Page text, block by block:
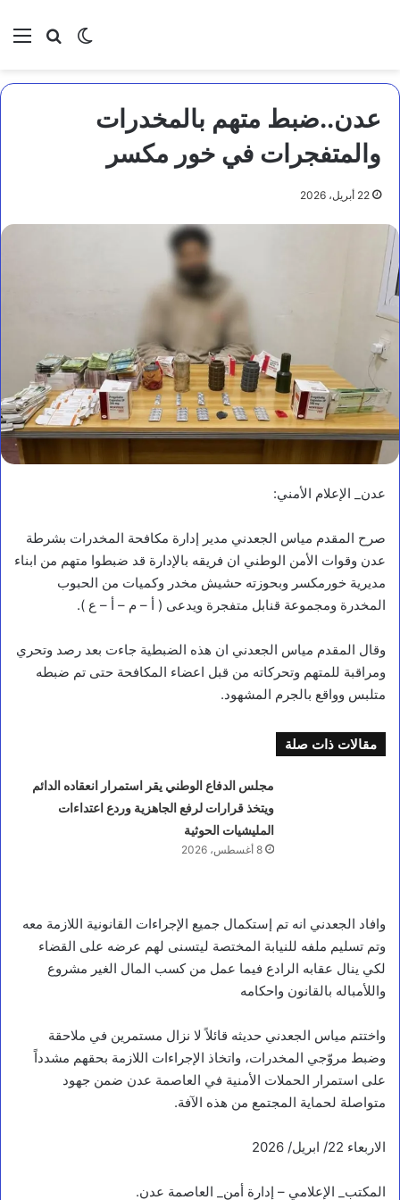
بحثالوضع
عدن..ضبط متهم بالمخدرات
والمتفجرات في خور مكسر
22 أبريل، 2026
عدن_ الإعلام الأمني:
صرح المقدم مياس الجعدني مدير إدارة مكافحة المخدرات بشرطة
عدن وقوات الأمن الوطني ان فريقه بالإدارة قد ضبطوا متهم من ابناء
مديرية خورمكسر وبحوزته حشيش مخدر وكميات من الحبوب
المخدرة ومجموعة قنابل متفجرة ويدعى ( أ – م – أ – ع ).
وقال المقدم مياس الجعدني ان هذه الضبطية جاءت بعد رصد وتحري
ومراقبة للمتهم وتحركاته من قبل اعضاء المكافحة حتى تم ضبطه
متلبس وواقع بالجرم المشهود.
مقالات ذات صلة
مجلس الدفاع الوطني يقر استمرار انعقاده الدائم
ويتخذ قرارات لرفع الجاهزية وردع اعتداءات
المليشيات الحوثية
8 أغسطس، 2026
وافاد الجعدني انه تم إستكمال جميع الإجراءات القانونية اللازمة معه
وتم تسليم ملفه للنيابة المختصة ليتسنى لهم عرضه على القضاء
لكي ينال عقابه الرادع فيما عمل من كسب المال الغير مشروع
واللأمباله بالقانون واحكامه
واختتم مياس الجعدني حديثه قائلاً لا نزال مستمرين في ملاحقة
وضبط مروّجي المخدرات، واتخاذ الإجراءات اللازمة بحقهم مشدداً
على استمرار الحملات الأمنية في العاصمة عدن ضمن جهود
متواصلة لحماية المجتمع من هذه الآفة.
الاربعاء 22/ ابريل/ 2026
المكتب_ الإعلامي – إدارة أمن_ العاصمة عدن.